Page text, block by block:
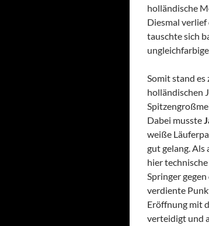
holländische
Diesmal
tauschte sich
Somit stand
holländischen
Dabei musste
weiße
gut gelang. Als
hier
Springer
verdiente
Eröffnung mit
verteidigt und